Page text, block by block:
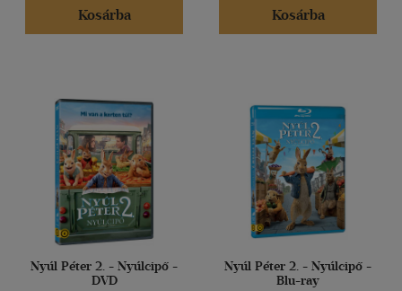
Kosárba
Kosárba
Nyúl Péter 2. - Nyúlcipő -
DVD
Nyúl Péter 2. - Nyúlcipő -
Blu-ray